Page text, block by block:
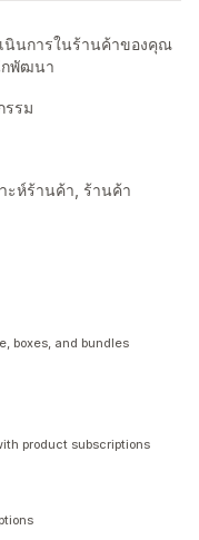
นินการในร้านค้าของคุณ
พัฒนา
รรม
ะห์ร้านค้า, ร้านค้า
boxes, and bundles
product subscriptions